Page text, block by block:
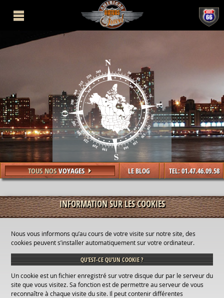
TOUS NOSVOYAGES LE BLOG TEL: 01.47.46.09.58
INFORMATION SUR LES COOKIES
Nous vous informons qu’au cours de votre visite sur notre site, des
cookies peuvent s’installer automatiquement sur votre ordinateur.
QU’EST-CE QU’UN COOKIE ?
Un cookie est un fichier enregistré sur votre disque dur par le serveur du
site que vous visitez. Sa fonction est de permettre au serveur de vous
reconnaître à chaque visite du site. Il peut contenir différentes